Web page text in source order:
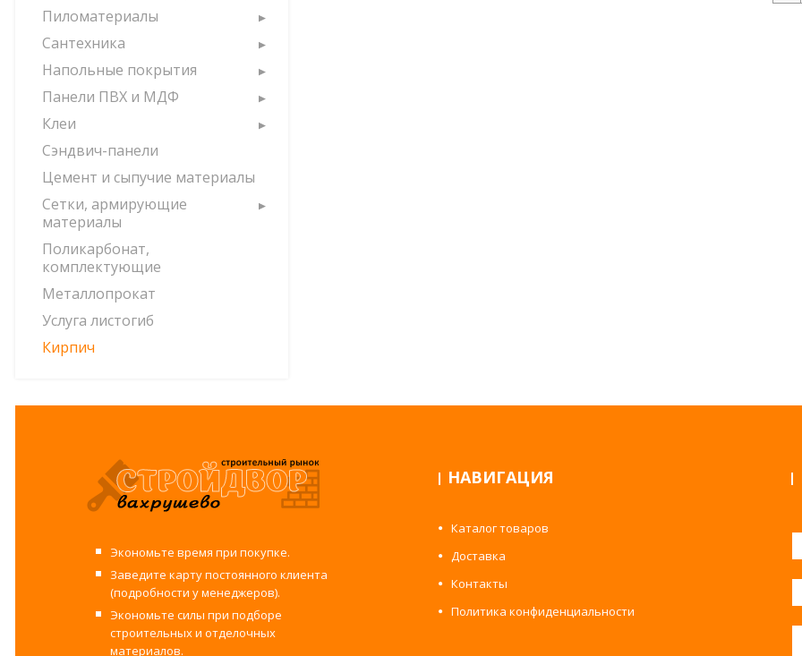
Пиломатериалы
Сантехника
Напольные покрытия
Панели ПВХ и МДФ
Клеи
Сэндвич-панели
Цемент и сыпучие материалы
Сетки, армирующие
материалы
Поликарбонат,
комплектующие
Металлопрокат
Услуга листогиб
Кирпич
Экономьте время при покупке.
Заведите карту постоянного клиента
(подробности у менеджеров).
Экономьте силы при подборе
строительных и отделочных
материалов.
НАВИГАЦИЯ
Каталог товаров
Доставка
Контакты
Политика конфиденциальности